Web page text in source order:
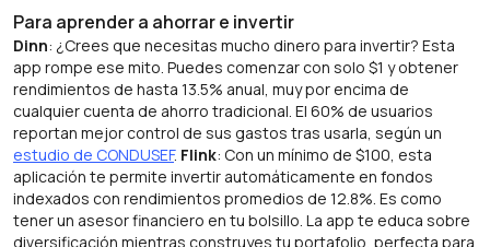
Para aprender a ahorrar e invertir
Dinn: ¿Crees que necesitas mucho dinero para invertir? Esta
app rompe ese mito. Puedes comenzar con solo $1 y obtener
rendimientos de hasta 13.5% anual, muy por encima de
cualquier cuenta de ahorro tradicional. El 60% de usuarios
reportan mejor control de sus gastos tras usarla, según un
estudio de CONDUSEF. Flink: Con un mínimo de $100, esta
aplicación te permite invertir automáticamente en fondos
indexados con rendimientos promedios de 12.8%. Es como
tener un asesor financiero en tu bolsillo. La app te educa sobre
diversificación mientras construyes tu portafolio, perfecta para